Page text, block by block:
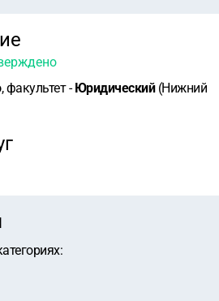
, факультет -Юридический(Нижний
: